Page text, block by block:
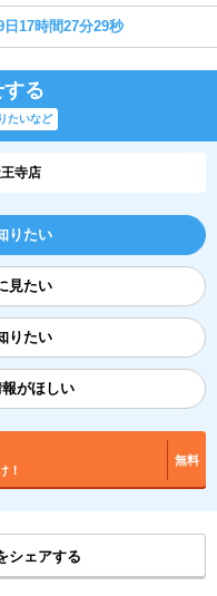
日17時間27分28秒
る
たいなど
寺店
りたい
見たい
りたい
がほしい
！
無料
シェアする